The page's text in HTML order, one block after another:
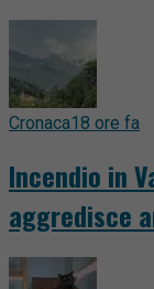
Cronaca18 ore fa
Incendio in
aggredisce